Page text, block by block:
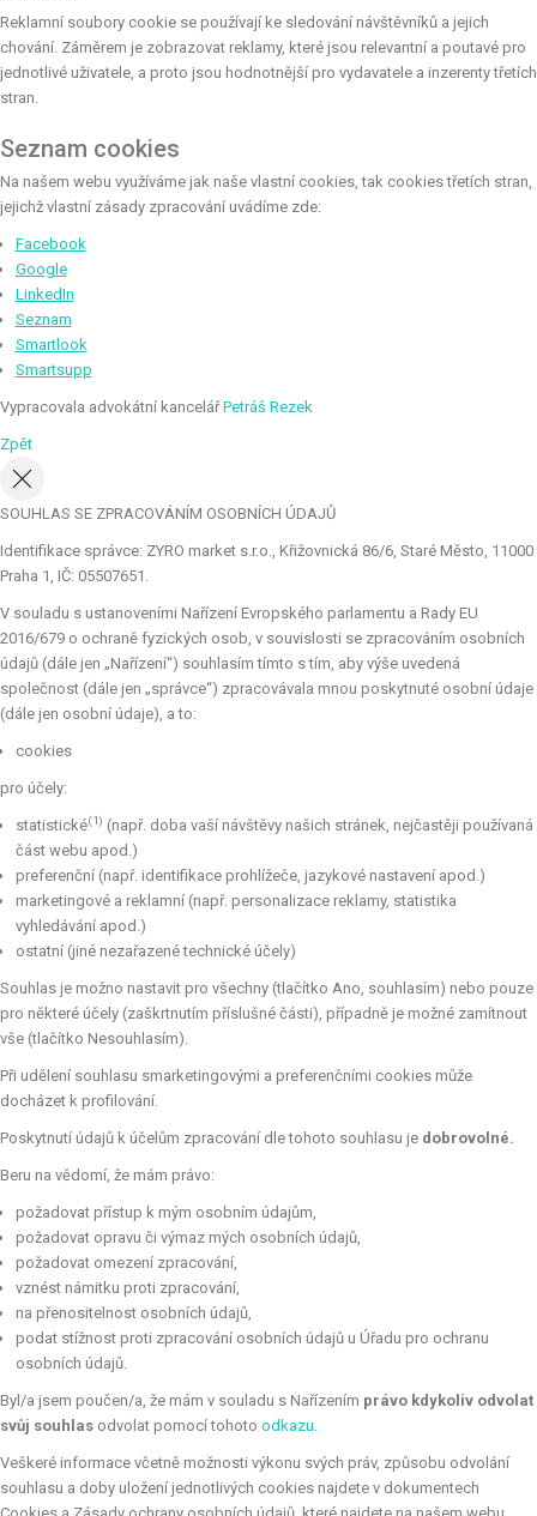
Reklamní soubory cookie se používají ke sledování návštěvníků a jejich
chování. Záměrem je zobrazovat reklamy, které jsou relevantní a poutavé pro
jednotlivé uživatele, a proto jsou hodnotnější pro vydavatele a inzerenty třetích
stran.
Seznam cookies
Na našem webu využíváme jak naše vlastní cookies, tak cookies třetích stran,
jejichž vlastní zásady zpracování uvádíme zde:
Facebook
Google
LinkedIn
Seznam
Smartlook
Smartsupp
Vypracovala advokátní kancelářPetráš Rezek
Zpět
SOUHLAS SE ZPRACOVÁNÍM OSOBNÍCH ÚDAJŮ
Identifikace správce: ZYRO market s.r.o., Křižovnická 86/6, Staré Město, 11000
Praha 1, IČ: 05507651.
V souladu s ustanoveními Nařízení Evropského parlamentu a Rady EU
2016/679 o ochraně fyzických osob, v souvislosti se zpracováním osobních
údajů (dále jen „Nařízení“) souhlasím tímto s tím, aby výše uvedená
společnost (dále jen „správce“) zpracovávala mnou poskytnuté osobní údaje
(dále jen osobní údaje), a to:
cookies
pro účely:
statistické(1) (např. doba vaší návštěvy našich stránek, nejčastěji používaná
část webu apod.)
preferenční (např. identifikace prohlížeče, jazykové nastavení apod.)
marketingové a reklamní (např. personalizace reklamy, statistika
vyhledávání apod.)
ostatní (jiné nezařazené technické účely)
Souhlas je možno nastavit pro všechny (tlačítko Ano, souhlasím) nebo pouze
pro některé účely (zaškrtnutím příslušné části), případně je možné zamítnout
vše (tlačítko Nesouhlasím).
Při udělení souhlasu smarketingovými a preferenčními cookies může
docházet k profilování.
Poskytnutí údajů k účelům zpracování dle tohoto souhlasu je dobrovolné.
Beru na vědomí, že mám právo:
požadovat přístup k mým osobním údajům,
požadovat opravu či výmaz mých osobních údajů,
požadovat omezení zpracování,
vznést námitku proti zpracování,
na přenositelnost osobních údajů,
podat stížnost proti zpracování osobních údajů u Úřadu pro ochranu
osobních údajů.
Byl/a jsem poučen/a, že mám v souladu s Nařízením právo kdykoliv odvolat
svůj souhlas odvolat pomocí tohoto odkazu
Veškeré informace včetně možnosti výkonu svých práv, způsobu odvolání
souhlasu a doby uložení jednotlivých cookies najdete v dokumentech